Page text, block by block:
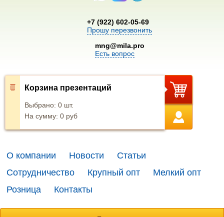
+7 (922) 602-05-69
Прошу перезвонить
mng@mila.pro
Есть вопрос
Корзина презентаций
Выбрано: 0 шт.
На сумму: 0 руб
О компании Новости
Статьи
Сотрудничество
Крупный опт
Мелкий опт
Розница
Контакты